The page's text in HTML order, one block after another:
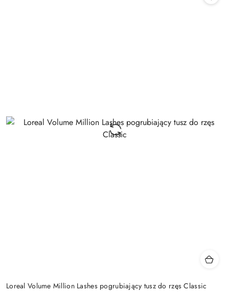
Loreal Volume Million Lashes pogrubiający tusz do rzęs Classic